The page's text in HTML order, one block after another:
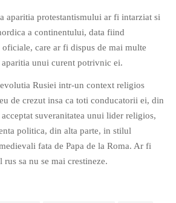
aparitia protestantismului ar fi intarziat si
a continentului, data fiind
care ar fi dispus de mai multe
aparitia unui curent potrivnic ei.
Rusiei intr-un context religios
de crezut insa ca toti conducatorii ei, din
suveranitatea unui lider religios,
politica, din alta parte, in stilul
fata de Papa de la Roma. Ar fi
rus sa nu se mai crestineze.